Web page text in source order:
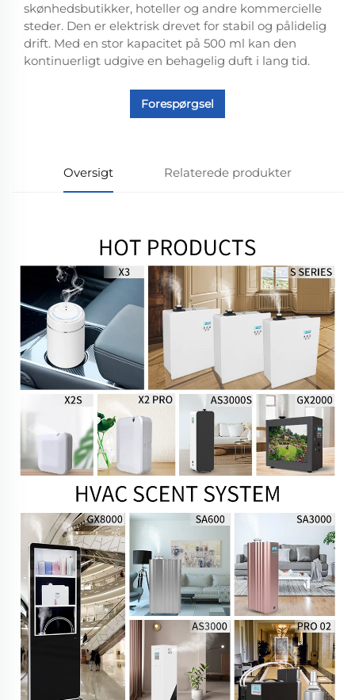
skønhedsbutikker, hoteller og andre kommercielle
steder. Den er elektrisk drevet for stabil og pålidelig
drift. Med en stor kapacitet på 500 ml kan den
kontinuerligt udgive en behagelig duft i lang tid.
Forespørgsel
Oversigt Relaterede produkter